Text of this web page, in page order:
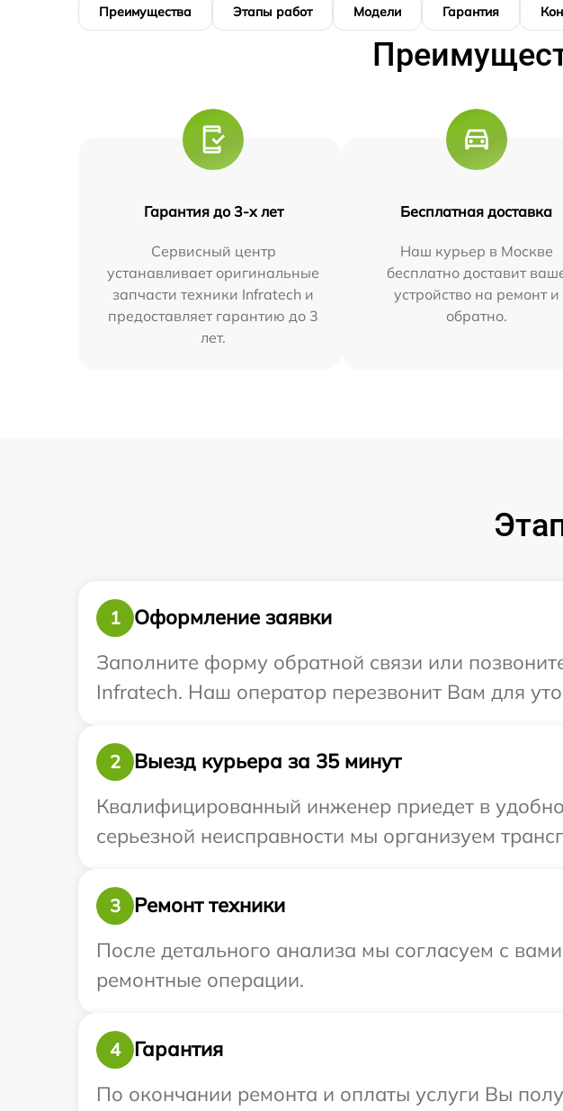
Преимущества Этапы работ Модели Гарантия
Гарантия до 3-х лет
Сервисный центр
устанавливает оригинальные
запчасти техники Infratech и
предоставляет гарантию до 3
лет.
Бесплатная доставка
Наш курьер в Москве
бесплатно доставит
устройство на ремонт и
обратно.
1
Оформление заявки
Заполните форму обратной связи или
Infratech. Наш оператор перезвонит Вам для
2
Выезд курьера за 35 минут
Квалифицированный инженер приедет в
серьезной неисправности мы организуем
3
Ремонт техники
После детального анализа мы согласуем с
ремонтные операции.
4
Гарантия
По окончании ремонта и оплаты услуги Вы